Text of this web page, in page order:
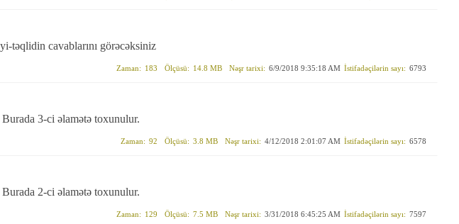
təqlidin cavablarını görəcəksiniz
6793
İstifadəçilərin sayı:
6/9/2018 9:35:18 AM
Nəşr tarixi:
14.8 MB
Ölçüsü:
183
Zaman:
Burada 3-ci əlamətə toxunulur.
6578
İstifadəçilərin sayı:
4/12/2018 2:01:07 AM
Nəşr tarixi:
3.8 MB
Ölçüsü:
92
Zaman:
Burada 2-ci əlamətə toxunulur.
7597
İstifadəçilərin sayı:
3/31/2018 6:45:25 AM
Nəşr tarixi:
7.5 MB
Ölçüsü:
129
Zaman: